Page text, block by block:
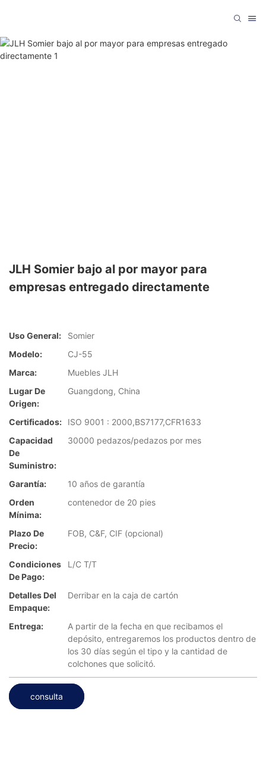
JLH Somier bajo al por mayor para
empresas entregado directamente
Uso General:
Somier
Modelo:
CJ-55
Marca:
Muebles JLH
Lugar De
Origen:
Guangdong, China
Certificados:
ISO 9001 : 2000,BS7177,CFR1633
Capacidad
De
Suministro:
30000 pedazos/pedazos por mes
Garantía:
10 años de garantía
Orden
Mínima:
contenedor de 20 pies
Plazo De
Precio:
FOB, C&F, CIF (opcional)
Condiciones
De Pago:
L/C T/T
Detalles Del
Empaque:
Derribar en la caja de cartón
Entrega:
A partir de la fecha en que recibamos el
depósito, entregaremos los productos dentro de
los 30 días según el tipo y la cantidad de
colchones que solicitó.
consulta